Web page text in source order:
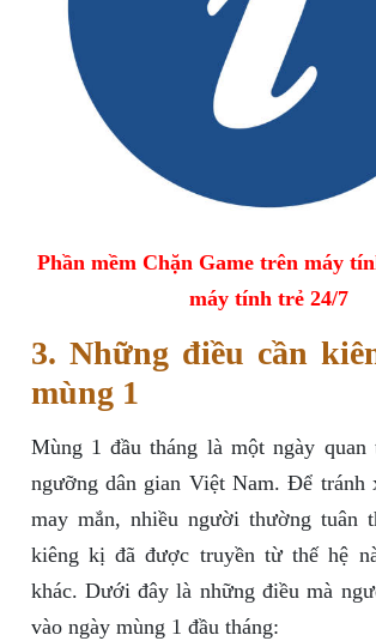
Phần mềm Chặn Game trên máy
máy tính trẻ 24/7
3. Những điều cần
mùng 1
Mùng 1 đầu tháng là một ngày
ngưỡng dân gian Việt Nam. Để tránh
may mắn, nhiều người thường tuân
kiêng kị đã được truyền từ thế hệ
khác. Dưới đây là những điều mà
vào ngày mùng 1 đầu tháng: